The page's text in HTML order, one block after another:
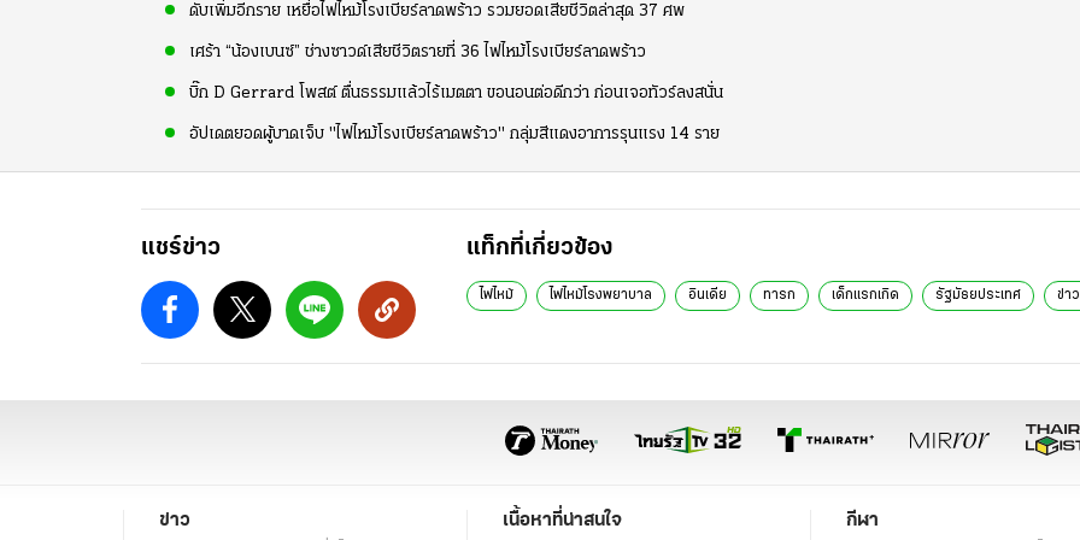
ดับเพิ่มอีกราย เหยื่อไฟไหม้โรงเบียร์ลาดพร้าว รวมยอดเสียชีวิตล่าสุด 37 ศพ
เศร้า “น้องเบนซ์” ช่างซาวด์เสียชีวิตรายที่ 36 ไฟไหม้โรงเบียร์ลาดพร้าว
บิ๊ก D Gerrard โพสต์ ตื่นธรรมแล้วไร้เมตตา ขอนอนต่อดีกว่า ก่อนเจอทัวร์ลงสนั่น
อัปเดตยอดผู้บาดเจ็บ "ไฟไหม้โรงเบียร์ลาดพร้าว" กลุ่มสีแดงอาการรุนแรง 14 ราย
แชร์ข่าว แท็กที่เกี่ยวข้อง
ไฟไหม้ ไฟไหม้โรงพยาบาล อินเดีย ทารก เด็กแรกเกิด รัฐมัธยประเทศ ข่า
ข่าว เนื้อหาที่น่าสนใจ กีฬา